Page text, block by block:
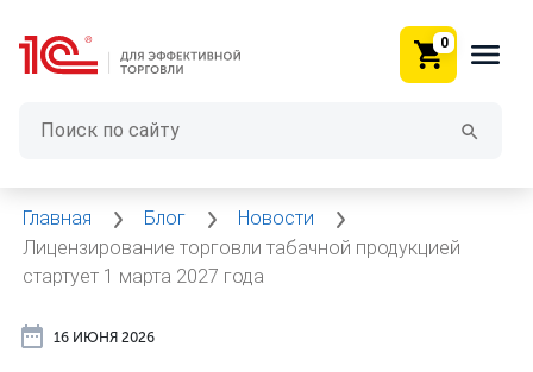
0
Главная Блог
Новости
Лицензирование торговли табачной продукцией
стартует 1 марта 2027 года
16 ИЮНЯ 2026